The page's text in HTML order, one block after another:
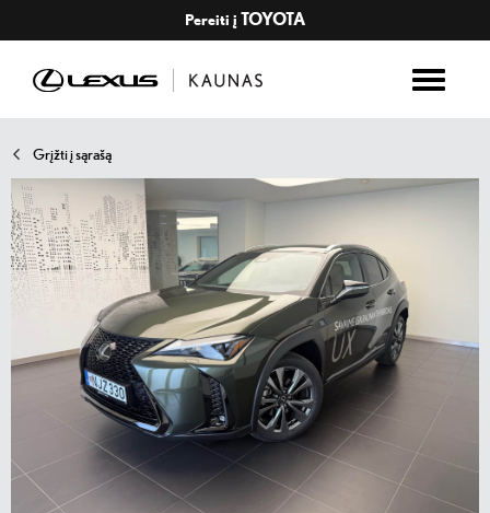
Pereiti į TOYOTA
Grįžti į sąrašą